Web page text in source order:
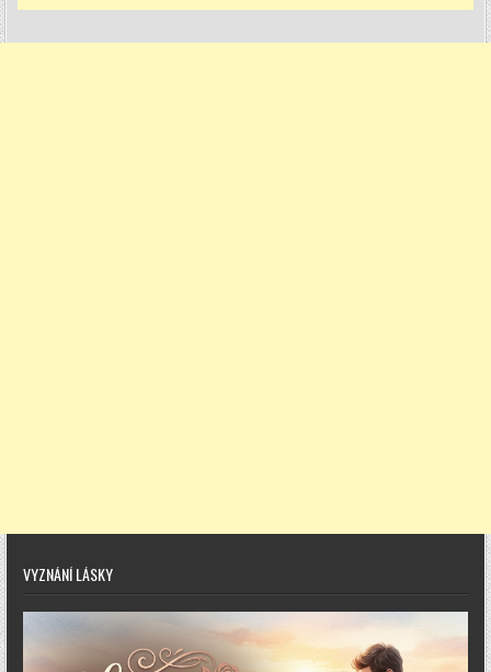
VYZNÁNÍ LÁSKY